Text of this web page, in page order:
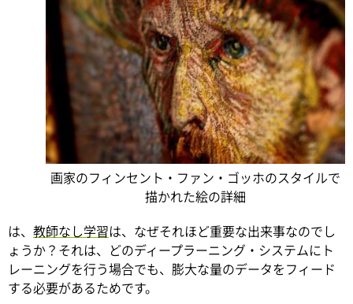
画家のフィンセント・ファン・ゴッホのスタイルで
描かれた絵の詳細
は、 教師なし学習は、なぜそれほど重要な出来事なのでし
ょうか？それは、どのディープラーニング・システムにト
レーニングを行う場合でも、膨大な量のデータをフィード
する必要があるためです。